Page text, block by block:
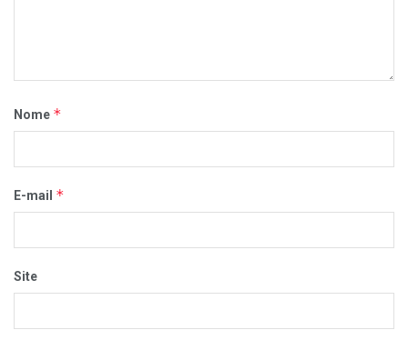
Nome *
E-mail *
Site